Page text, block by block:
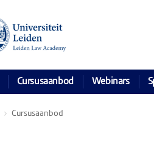
Cursusaanbod Webinars
Cursusaanbod